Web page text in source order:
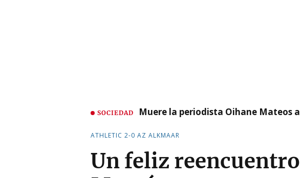
SOCIEDAD Muere la periodista Oihane Mateos a
ATHLETIC 2-0 AZ ALKMAAR
Un feliz reencuentro